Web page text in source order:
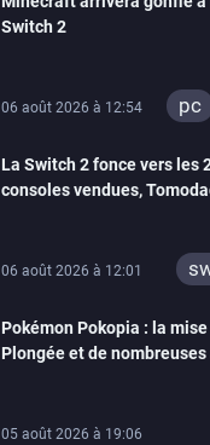
Switch 2
06 août 2026 à 12:54 pc
La Switch 2 fonce vers les
consoles vendues,
06 août 2026 à 12:01
Pokémon Pokopia : la
Plongée et de
05 août 2026 à 19:06